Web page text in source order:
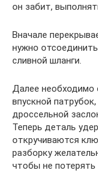
он забит,
Вначале
нужно
сливной шланги.
Далее необходимо
впускной
дроссельной
Теперь деталь
откручиваются
разборку
чтобы не потерять